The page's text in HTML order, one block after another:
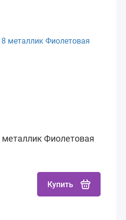
Фиолетовая
Купить